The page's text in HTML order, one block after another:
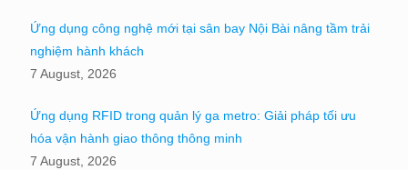
Ứng dụng công nghệ mới tại sân bay Nội Bài nâng tầm trải
nghiệm hành khách
7 August, 2026
Ứng dụng RFID trong quản lý ga metro: Giải pháp tối ưu
hóa vận hành giao thông thông minh
7 August, 2026